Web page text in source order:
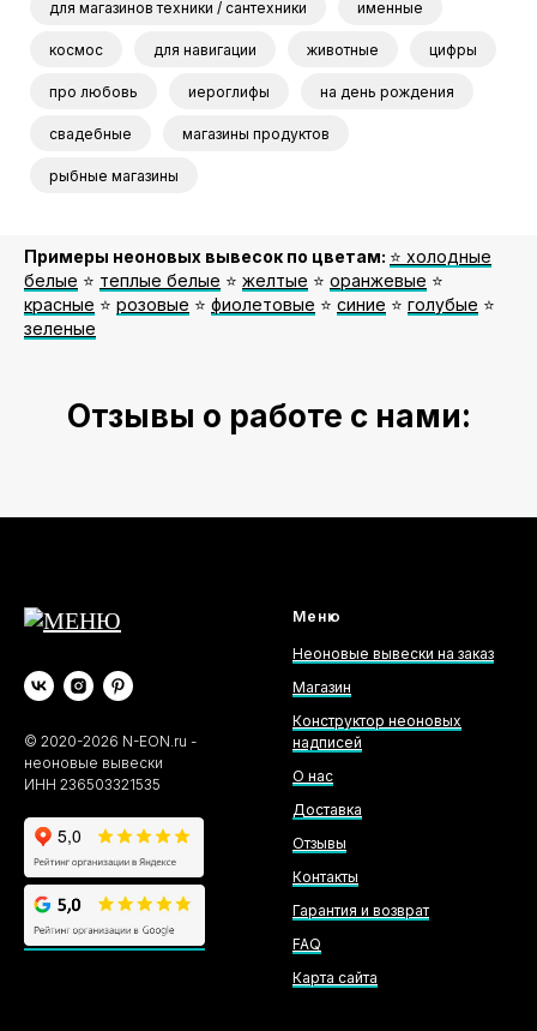
для магазинов техники / сантехники именные
космос для навигации животные цифры
про любовь иероглифы на день рождения
свадебные магазины продуктов
рыбные магазины
Примеры неоновых вывесок по цветам: ⭐️ холодные
белые ⭐️ теплые белые ⭐️ желтые ⭐️ оранжевые ⭐️
красные ⭐️ розовые ⭐️ фиолетовые ⭐️ синие ⭐️ голубые ⭐️
зеленые
Отзывы о работе с нами:
© 2020-2026 N-EON.ru -
неоновые вывески
ИНН 236503321535
Меню
Неоновые вывески на заказ
Магазин
Конструктор неоновых
надписей
О нас
Доставка
Отзывы
Контакты
Гарантия и возврат
FAQ
Карта сайта